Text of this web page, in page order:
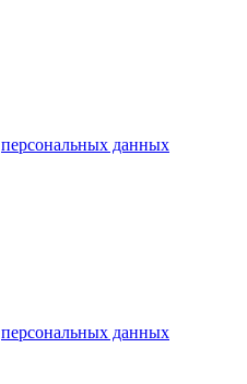
персональных данных
персональных данных